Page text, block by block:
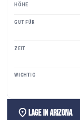
HÖHE
GUT FÜR
ZEIT
WICHTIG
location_on Lage in Arizona